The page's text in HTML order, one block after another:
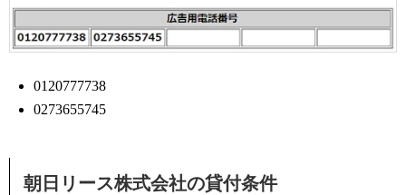
0120777738
0273655745
朝日リース株式会社の貸付条件